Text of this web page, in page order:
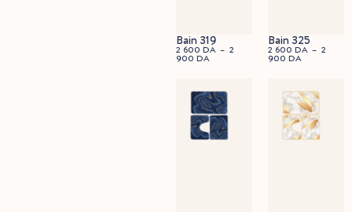
Bain 319
2 600 DA – 2
900 DA
Bain 325
2 600 DA – 2
900 DA
45x60cm